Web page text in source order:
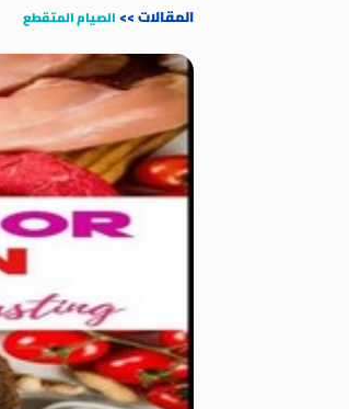
المقالات>>الصيام المتقطع